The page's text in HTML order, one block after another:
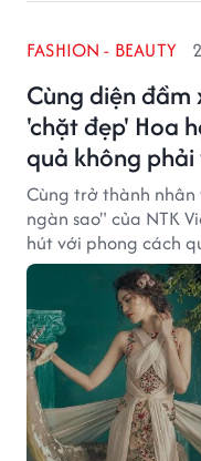
Cùng diện đầm
'chặt đẹp' Hoa
quả không
FASHION - BEAUTY
Cùng trở thành
ngàn sao" của NTK
hút với phong cách
khi đó Hoa hậu
kém sắc vì gương